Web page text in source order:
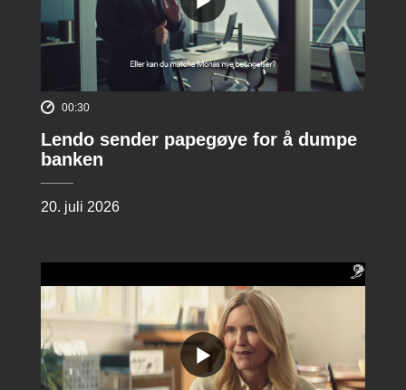
00:30
Lendo sender papegøye for å dumpe
banken
20. juli 2026